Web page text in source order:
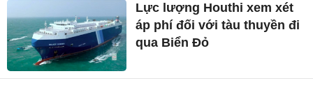
Lực lượng Houthi xem xét
áp phí đối với tàu thuyền đi
qua Biển Đỏ